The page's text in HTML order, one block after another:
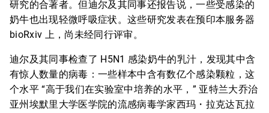
研究的合著者。但迪尔及其同事还报告说，一些受感染的
奶牛也出现轻微呼吸症状。这些研究发表在预印本服务器
bioRxiv 上，尚未经同行评审。
迪尔及其同事检查了 H5N1 感染奶牛的乳汁，发现其中含
有惊人数量的病毒：一些样本中含有数亿个感染颗粒，这
个水平 “高于我们在实验室中培养的水平，” 亚特兰大乔治
亚州埃默里大学医学院的流感病毒学家西玛・拉克达瓦拉